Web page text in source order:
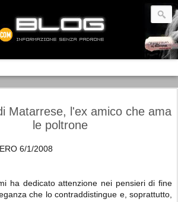
Matarrese, l'ex amico che ama
le poltrone
6/1/2008
ha dedicato attenzione nei pensieri di fine
che lo contraddistingue e, soprattutto,